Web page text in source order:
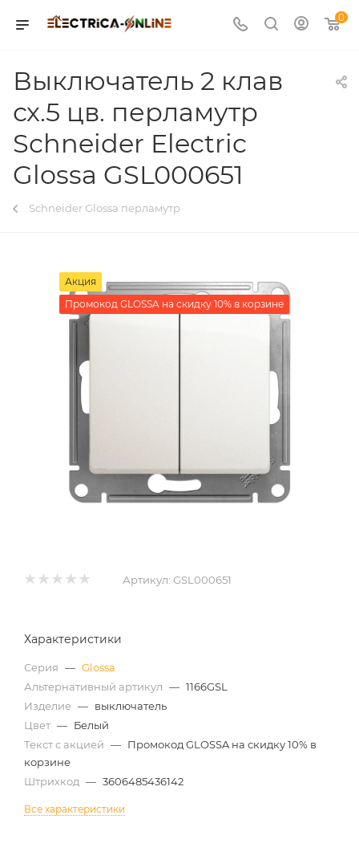
0
Выключатель 2 клав
сх.5 цв. перламутр
Schneider Electric
Glossa GSL000651
Schneider Glossa перламутр
Акция
Промокод GLOSSA на скидку 10% в корзине
Артикул: GSL000651
Характеристики
Серия — Glossa
Альтернативный артикул — 1166GSL
Изделие — выключатель
Цвет — Белый
Текст с акцией — Промокод GLOSSA на скидку 10% в
корзине
Штрихкод — 3606485436142
Все характеристики